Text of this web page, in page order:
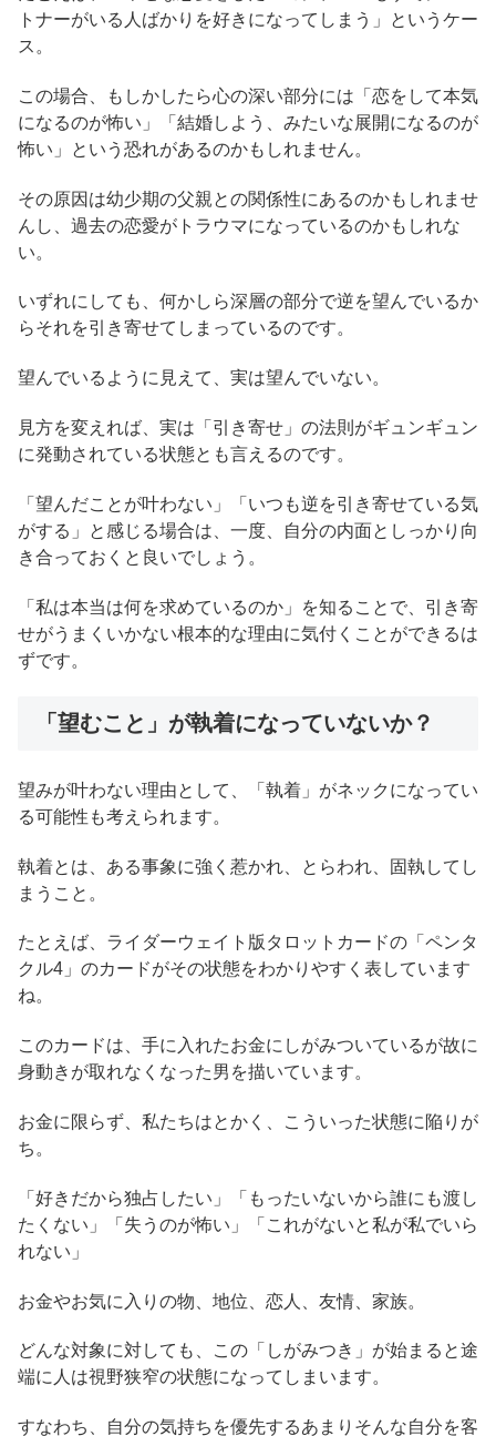
トナーがいる人ばかりを好きになってしまう」というケー
ス。
この場合、もしかしたら心の深い部分には「恋をして本気
になるのが怖い」「結婚しよう、みたいな展開になるのが
怖い」という恐れがあるのかもしれません。
その原因は幼少期の父親との関係性にあるのかもしれませ
んし、過去の恋愛がトラウマになっているのかもしれな
い。
いずれにしても、何かしら深層の部分で逆を望んでいるか
らそれを引き寄せてしまっているのです。
望んでいるように見えて、実は望んでいない。
見方を変えれば、実は「引き寄せ」の法則がギュンギュン
に発動されている状態とも言えるのです。
「望んだことが叶わない」「いつも逆を引き寄せている気
がする」と感じる場合は、一度、自分の内面としっかり向
き合っておくと良いでしょう。
「私は本当は何を求めているのか」を知ることで、引き寄
せがうまくいかない根本的な理由に気付くことができるは
ずです。
「望むこと」が執着になっていないか？
望みが叶わない理由として、「執着」がネックになってい
る可能性も考えられます。
執着とは、ある事象に強く惹かれ、とらわれ、固執してし
まうこと。
たとえば、ライダーウェイト版タロットカードの「ペンタ
クル4」のカードがその状態をわかりやすく表しています
ね。
このカードは、手に入れたお金にしがみついているが故に
身動きが取れなくなった男を描いています。
お金に限らず、私たちはとかく、こういった状態に陥りが
ち。
「好きだから独占したい」「もったいないから誰にも渡し
たくない」「失うのが怖い」「これがないと私が私でいら
れない」
お金やお気に入りの物、地位、恋人、友情、家族。
どんな対象に対しても、この「しがみつき」が始まると途
端に人は視野狭窄の状態になってしまいます。
すなわち、自分の気持ちを優先するあまりそんな自分を客